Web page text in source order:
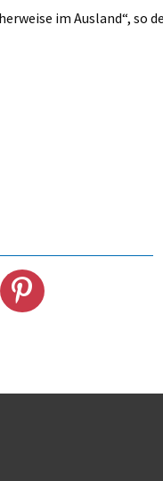
im Ausland“, so